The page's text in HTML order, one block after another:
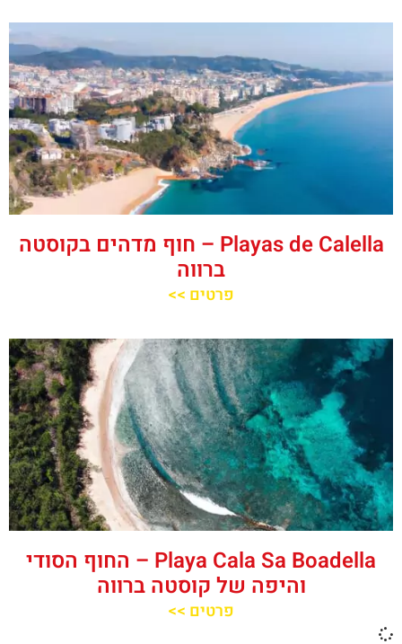
‪‪Playas de Calella‬‬ – חוף מדהים בקוסטה
ברווה
פרטים >>
‪‪Playa Cala Sa Boadella‬‬ – החוף הסודי
והיפה של קוסטה ברווה
פרטים >>